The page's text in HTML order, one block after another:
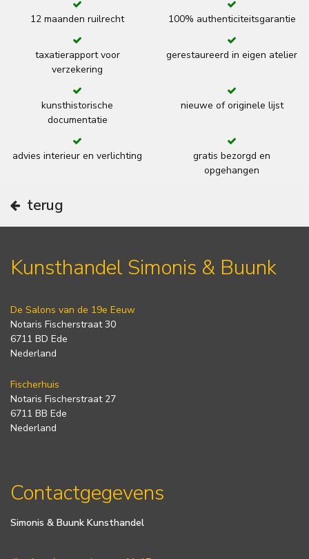
12 maanden ruilrecht 100% authenticiteitsgarantie
taxatierapport voor
verzekering
gerestaureerd in eigen atelier
kunsthistorische
documentatie
nieuwe of originele lijst
advies interieur en verlichting
gratis bezorgd en
opgehangen
terug
Kunsthandel Simonis & Buunk
De Salons van de 19e Eeuw
Notaris Fischerstraat 30
6711 BD Ede
Nederland
Fischerhuis
Notaris Fischerstraat 27
6711 BB Ede
Nederland
Contactgegevens
Simonis & Buunk Kunsthandel